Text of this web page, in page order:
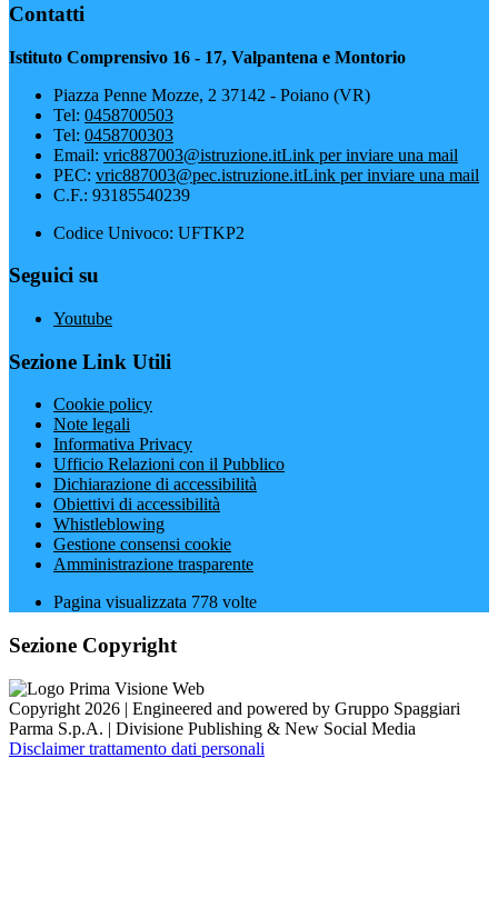
Contatti
Istituto Comprensivo 16 - 17, Valpantena e Montorio
Piazza Penne Mozze, 2 37142 - Poiano (VR)
Tel: 0458700503
Tel: 0458700303
Email: vric887003@istruzione.itLink per inviare una mail
PEC: vric887003@pec.istruzione.itLink per inviare una mail
C.F.: 93185540239
Codice Univoco: UFTKP2
Seguici su
Youtube
Sezione Link Utili
Cookie policy
Note legali
Informativa Privacy
Ufficio Relazioni con il Pubblico
Dichiarazione di accessibilità
Obiettivi di accessibilità
Whistleblowing
Gestione consensi cookie
Amministrazione trasparente
Pagina visualizzata 778 volte
Sezione Copyright
Copyright 2026 | Engineered and powered by Gruppo Spaggiari
Parma S.p.A. | Divisione Publishing & New Social Media
Disclaimer trattamento dati personali